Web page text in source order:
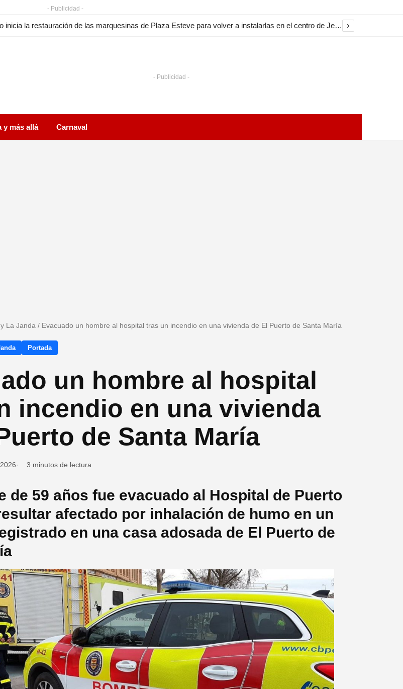
- Publicidad -
El Ayuntamiento inicia la restauración de las marquesinas de Plaza Esteve para volver a instalarlas en el centro de Jerez ›
- Publicidad -
y más allá Carnaval
La Janda / Evacuado un hombre al hospital tras un incendio en una vivienda de El Puerto de Santa María
Portada
un hombre al hospital
incendio en una vivienda
de Santa María
3 minutos de lectura
de 59 años fue evacuado al Hospital de Puerto
afectado por inhalación de humo en un
en una casa adosada de El Puerto de